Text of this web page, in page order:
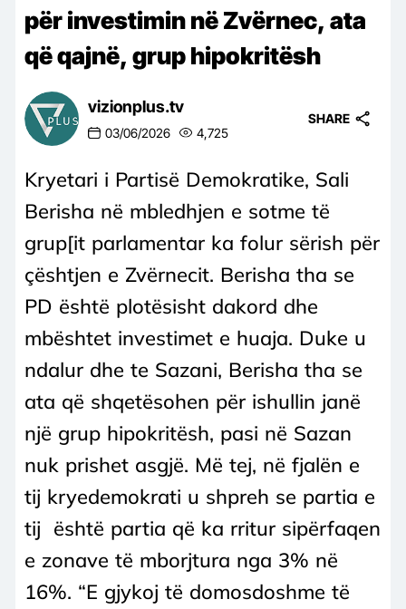
për investimin në Zvërnec, ata
që qajnë, grup hipokritësh
vizionplus.tv
03/06/2026 4,725
SHARE
Kryetari i Partisë Demokratike, Sali
Berisha në mbledhjen e sotme të
grup[it parlamentar ka folur sërish për
çështjen e Zvërnecit. Berisha tha se
PD është plotësisht dakord dhe
mbështet investimet e huaja. Duke u
ndalur dhe te Sazani, Berisha tha se
ata që shqetësohen për ishullin janë
një grup hipokritësh, pasi në Sazan
nuk prishet asgjë. Më tej, në fjalën e
tij kryedemokrati u shpreh se partia e
tij është partia që ka rritur sipërfaqen
e zonave të mborjtura nga 3% në
16%. “E gjykoj të domosdoshme të